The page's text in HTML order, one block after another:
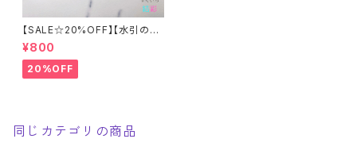
【SALE☆20%OFF】【水引の親
子梅結びの御守りチャーム②】
全５色
¥800
20%OFF
同じカテゴリの商品